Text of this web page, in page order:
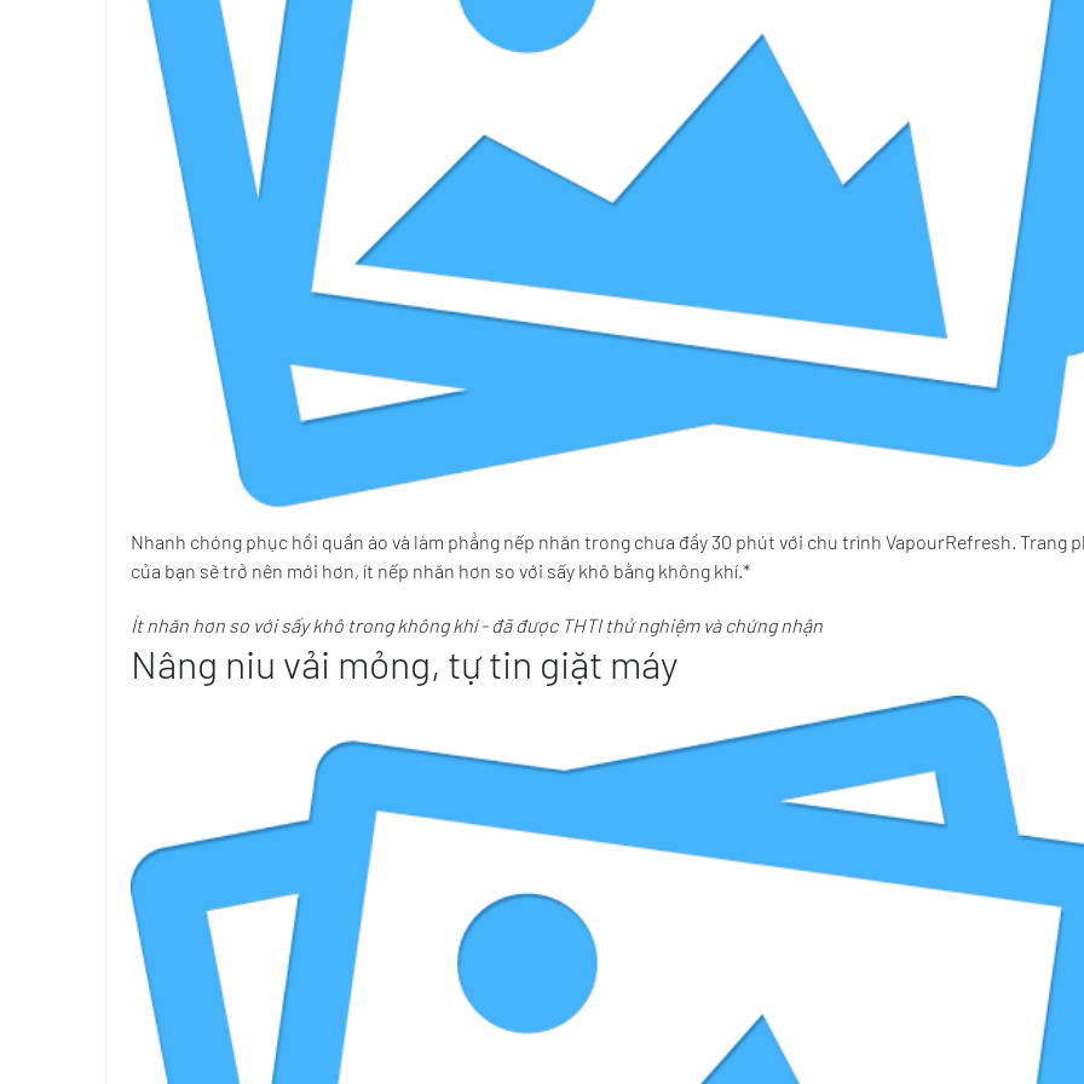
Nhanh chóng phục hồi quần áo và làm phẳng nếp nhăn trong chưa đầy 30 phút với chu trình VapourRefresh. Trang
của bạn sẽ trở nên mới hơn, ít nếp nhăn hơn so với sấy khô bằng không khí.*
Ít nhăn hơn so với sấy khô trong không khí - đã được THTI thử nghiệm và chứng nhận
Nâng niu vải mỏng, tự tin giặt máy